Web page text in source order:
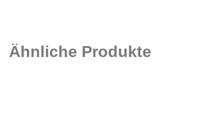
Ähnliche Produkte